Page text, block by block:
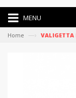
MENU
Home —› VALIGETTA